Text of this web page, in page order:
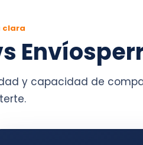
clara
y capacidad de